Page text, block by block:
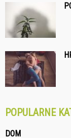
POPULARNE
DOM